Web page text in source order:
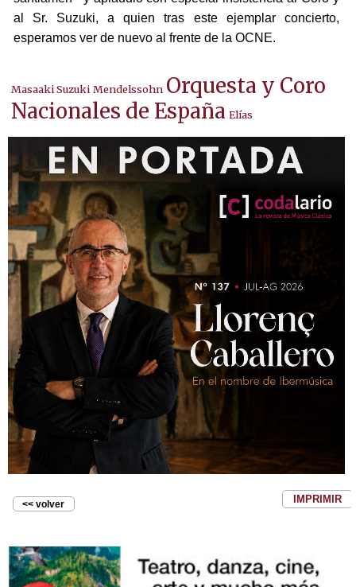
al Sr. Suzuki, a quien tras este ejemplar concierto,
esperamos ver de nuevo al frente de la OCNE.
Masaaki Suzuki Mendelssohn Orquesta y Coro
Nacionales de España Elías
<< volver IMPRIMIR